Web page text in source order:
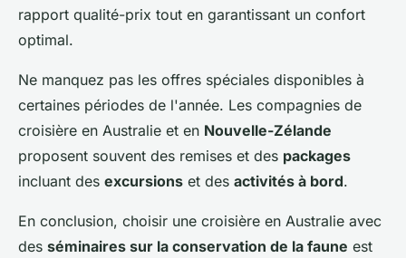
rapport qualité-prix tout en garantissant un confort
optimal.
Ne manquez pas les offres spéciales disponibles à
certaines périodes de l'année. Les compagnies de
croisière en Australie et en Nouvelle-Zélande
proposent souvent des remises et des packages
incluant des excursions et des activités à bord.
En conclusion, choisir une croisière en Australie avec
des séminaires sur la conservation de la faune est